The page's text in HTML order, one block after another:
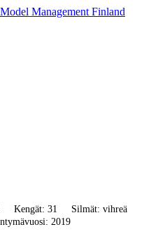
Kengät: 31
Silmät: vihreä
2019